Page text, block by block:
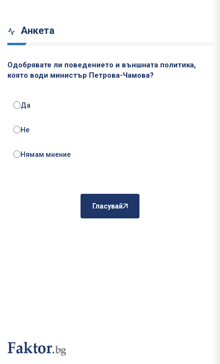
Анкета
Одобрявате ли поведението и външната политика,
която води министър Петрова-Чамова?
Да
Не
Нямам мнение
Гласувай